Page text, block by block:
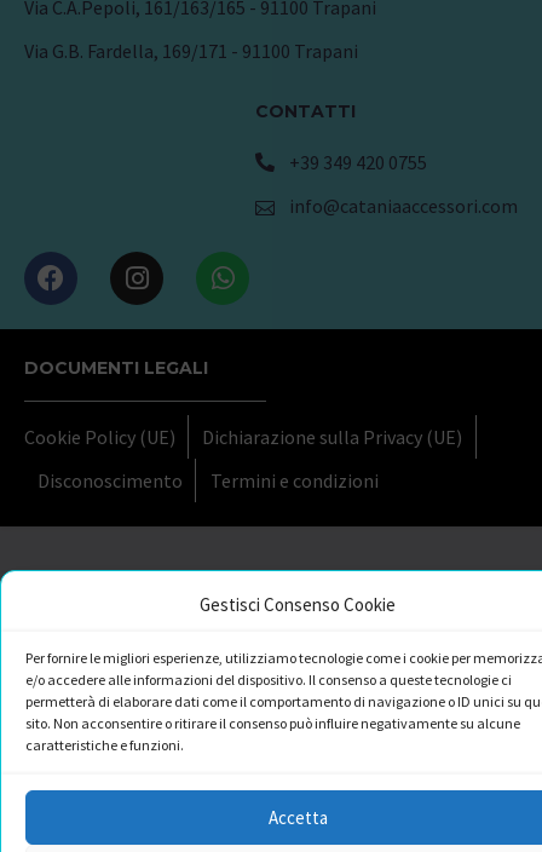
Gestisci Consenso Cookie
Per fornire le migliori esperienze, utilizziamo tecnologie come i cookie per
e/o accedere alle informazioni del dispositivo. Il consenso a queste tecnologie ci
permetterà di elaborare dati come il comportamento di navigazione o ID unici su
sito. Non acconsentire o ritirare il consenso può influire negativamente su alcune
caratteristiche e funzioni.
Accetta
Via C.A.Pepoli, 161/163/165 - 91100 Trapani
Via G.B. Fardella, 169/171 - 91100 Trapani
CONTATTI
+39 349 420 0755
info@cataniaaccessori.com
DOCUMENTI LEGALI
Cookie Policy (UE)
Dichiarazione sulla Privacy (UE)
Disconoscimento
Termini e condizioni